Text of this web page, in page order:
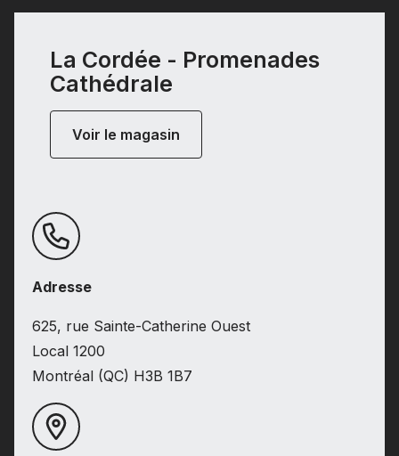
La Cordée - Promenades
Cathédrale
Voir le magasin
Adresse
625, rue Sainte-Catherine Ouest
Local 1200
Montréal (QC) H3B 1B7